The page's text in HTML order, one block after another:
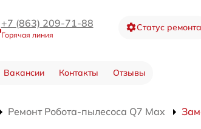
+7 (863) 209-71-88
Горячая линия
Статус ремонта
Вакансии Контакты Отзывы
Ремонт Робота-пылесоса Q7 Max